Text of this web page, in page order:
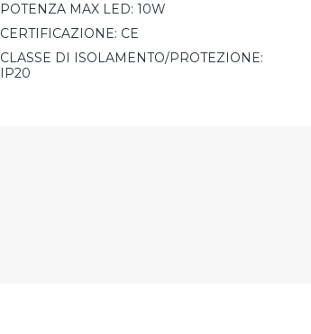
POTENZA MAX LED: 10W
CERTIFICAZIONE: CE
CLASSE DI ISOLAMENTO/PROTEZIONE:
IP20